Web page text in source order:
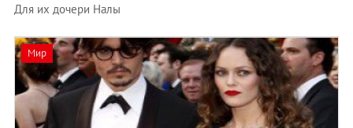
Для их дочери Налы
Мир